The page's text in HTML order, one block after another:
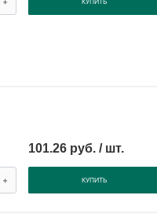
КУПИТЬ
101.26 руб. / шт.
+ КУПИТЬ